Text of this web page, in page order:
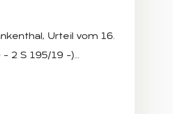
Urteil vom 16.
2 S 195/19 –)…